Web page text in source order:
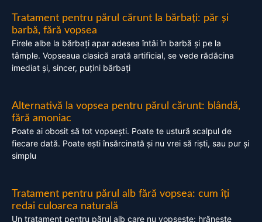
Tratament pentru părul cărunt la bărbați: păr și
barbă, fără vopsea
Firele albe la bărbați apar adesea întâi în barbă și pe la
tâmple. Vopseaua clasică arată artificial, se vede rădăcina
imediat și, sincer, puțini bărbați
Alternativă la vopsea pentru părul cărunt: blândă,
fără amoniac
Poate ai obosit să tot vopsești. Poate te ustură scalpul de
fiecare dată. Poate ești însărcinată și nu vrei să riști, sau pur și
simplu
Tratament pentru părul alb fără vopsea: cum îți
redai culoarea naturală
Un tratament pentru părul alb care nu vopsește: hrănește